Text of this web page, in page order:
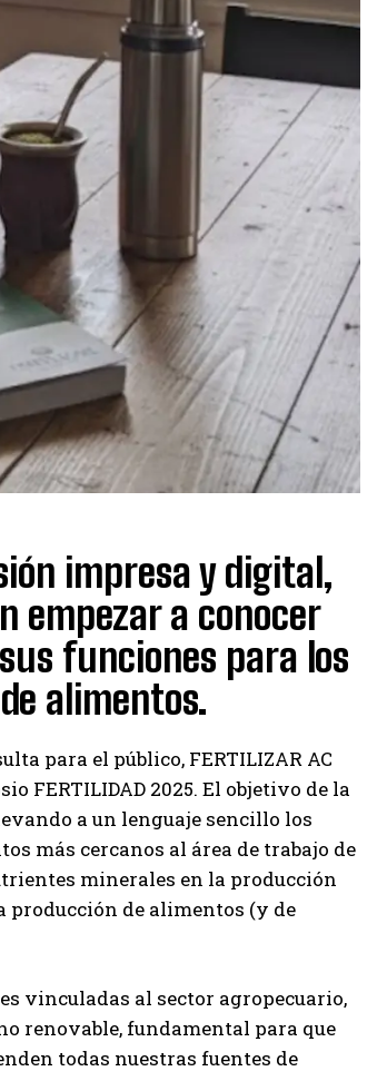
impresa y digital,
empezar a conocer
funciones para los
alimentos.
para el público, FERTILIZAR AC
FERTILIDAD 2025. El objetivo de la
a un lenguaje sencillo los
más cercanos al área de trabajo de
minerales en la producción
producción de alimentos (y de
vinculadas al sector agropecuario,
renovable, fundamental para que
todas nuestras fuentes de